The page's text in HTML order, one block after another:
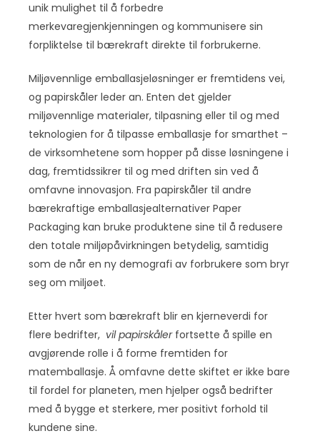
unik mulighet til å forbedre
merkevaregjenkjenningen og kommunisere sin
forpliktelse til bærekraft direkte til forbrukerne.
Miljøvennlige emballasjeløsninger er fremtidens vei,
og papirskåler leder an. Enten det gjelder
miljøvennlige materialer, tilpasning eller til og med
teknologien for å tilpasse emballasje for smarthet –
de virksomhetene som hopper på disse løsningene i
dag, fremtidssikrer til og med driften sin ved å
omfavne innovasjon. Fra papirskåler til andre
bærekraftige emballasjealternativer Paper
Packaging kan bruke produktene sine til å redusere
den totale miljøpåvirkningen betydelig, samtidig
som de når en ny demografi av forbrukere som bryr
seg om miljøet.
Etter hvert som bærekraft blir en kjerneverdi for
flere bedrifter, vil papirskålerfortsette å spille en
avgjørende rolle i å forme fremtiden for
matemballasje. Å omfavne dette skiftet er ikke bare
til fordel for planeten, men hjelper også bedrifter
med å bygge et sterkere, mer positivt forhold til
kundene sine.